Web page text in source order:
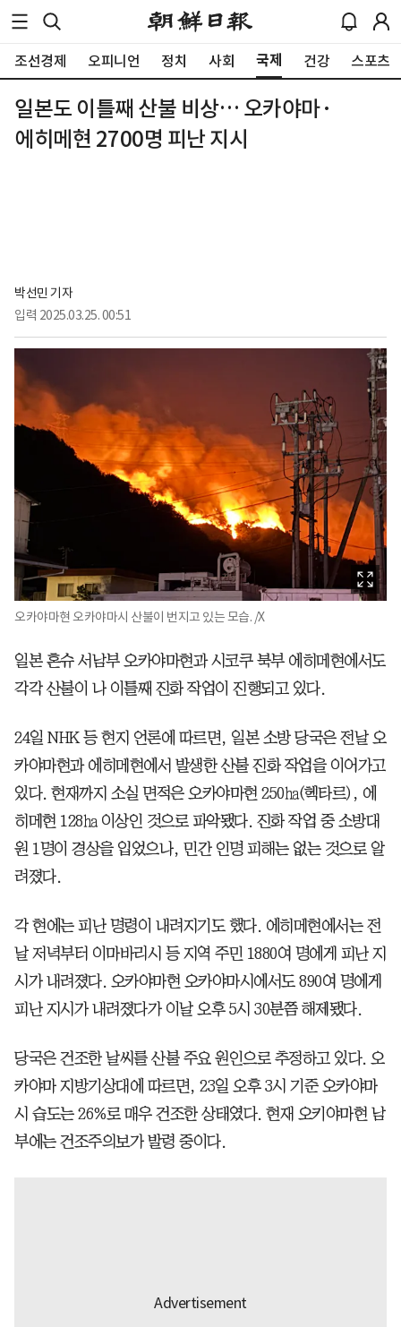
조선경제 오피니언 정치 사회 국제 건강 스포츠
일본도 이틀째 산불 비상… 오카야마·
에히메현 2700명 피난 지시
박선민 기자
입력 2025.03.25. 00:51
오카야마현 오카야마시 산불이 번지고 있는 모습. /X
일본 혼슈 서남부 오카야마현과 시코쿠 북부 에히메현에서도
각각 산불이 나 이틀째 진화 작업이 진행되고 있다.
24일 NHK 등 현지 언론에 따르면, 일본 소방 당국은 전날 오
카야마현과 에히메현에서 발생한 산불 진화 작업을 이어가고
있다. 현재까지 소실 면적은 오카야마현 250㏊(헥타르), 에
히메현 128㏊ 이상인 것으로 파악됐다. 진화 작업 중 소방대
원 1명이 경상을 입었으나, 민간 인명 피해는 없는 것으로 알
려졌다.
각 현에는 피난 명령이 내려지기도 했다. 에히메현에서는 전
날 저녁부터 이마바리시 등 지역 주민 1880여 명에게 피난 지
시가 내려졌다. 오카야마현 오카야마시에서도 890여 명에게
피난 지시가 내려졌다가 이날 오후 5시 30분쯤 해제됐다.
당국은 건조한 날씨를 산불 주요 원인으로 추정하고 있다. 오
카야마 지방기상대에 따르면, 23일 오후 3시 기준 오카야마
시 습도는 26%로 매우 건조한 상태였다. 현재 오키야마현 남
부에는 건조주의보가 발령 중이다.